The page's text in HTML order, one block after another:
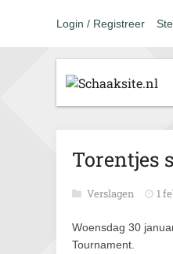
Login / Registreer
Torentjes
Verslagen 1
Woensdag 30
Tournament.